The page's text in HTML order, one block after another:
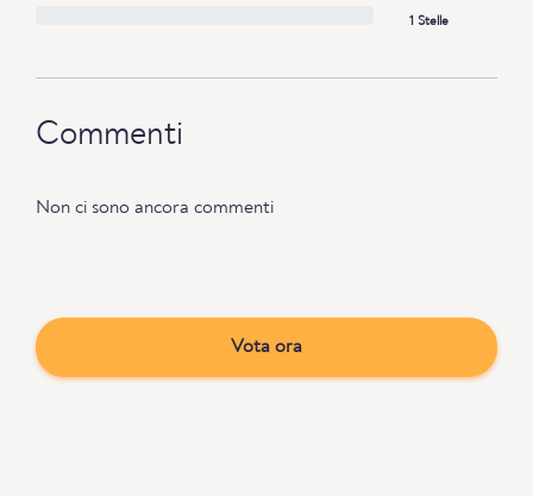
1 Stelle
Commenti
Non ci sono ancora commenti
Vota ora